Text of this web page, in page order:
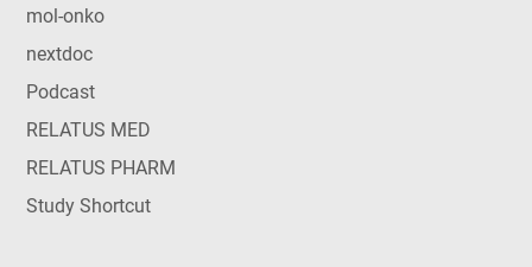
mol-onko
nextdoc
Podcast
RELATUS MED
RELATUS PHARM
Study Shortcut